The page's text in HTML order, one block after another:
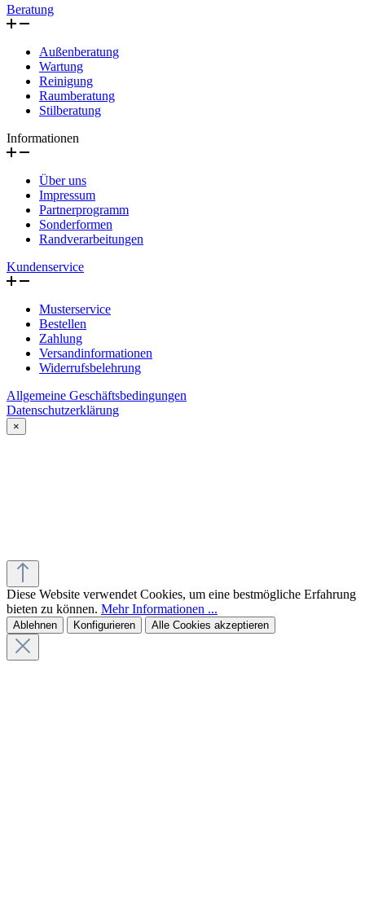
Beratung
Außenberatung
Wartung
Reinigung
Raumberatung
Stilberatung
Informationen
Über uns
Impressum
Partnerprogramm
Sonderformen
Randverarbeitungen
Kundenservice
Musterservice
Bestellen
Zahlung
Versandinformationen
Widerrufsbelehrung
Allgemeine Geschäftsbedingungen
Datenschutzerklärung
×
Diese Website verwendet Cookies, um eine bestmögliche Erfahrung
bieten zu können. Mehr Informationen ...
Ablehnen Konfigurieren Alle Cookies akzeptieren